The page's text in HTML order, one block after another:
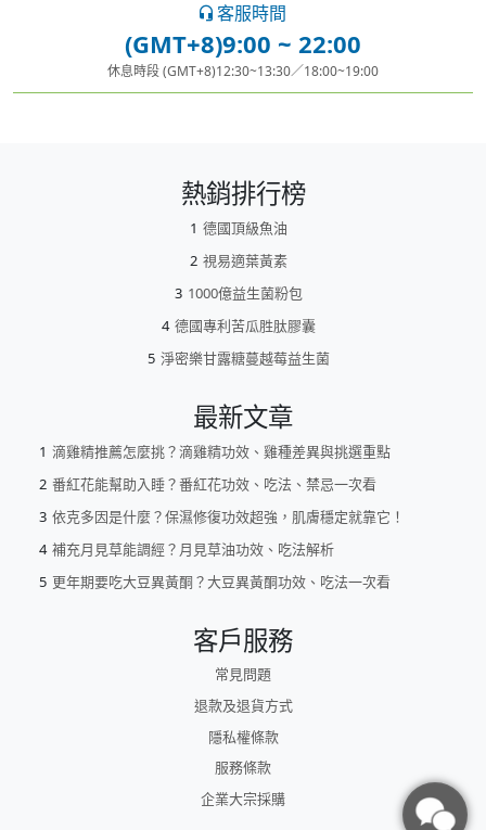
客服時間
(GMT+8)9:00 ~ 22:00
休息時段 (GMT+8)12:30~13:30／18:00~19:00
熱銷排行榜
德國頂級魚油
視易適葉黃素
1000億益生菌粉包
德國專利苦瓜胜肽膠囊
淨密樂甘露糖蔓越莓益生菌
最新文章
滴雞精推薦怎麼挑？滴雞精功效、雞種差異與挑選重點
番紅花能幫助入睡？番紅花功效、吃法、禁忌一次看
依克多因是什麼？保濕修復功效超強，肌膚穩定就靠它！
補充月見草能調經？月見草油功效、吃法解析
更年期要吃大豆異黃酮？大豆異黃酮功效、吃法一次看
客戶服務
常見問題
退款及退貨方式
隱私權條款
服務條款
企業大宗採購